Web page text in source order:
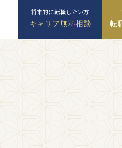
キャリア無料相談 転